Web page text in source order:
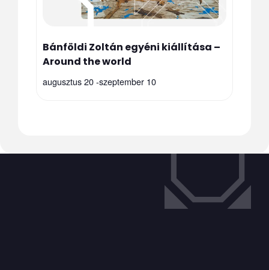
Bánföldi Zoltán egyéni kiállítása –
Around the world
augusztus 20-szeptember 10